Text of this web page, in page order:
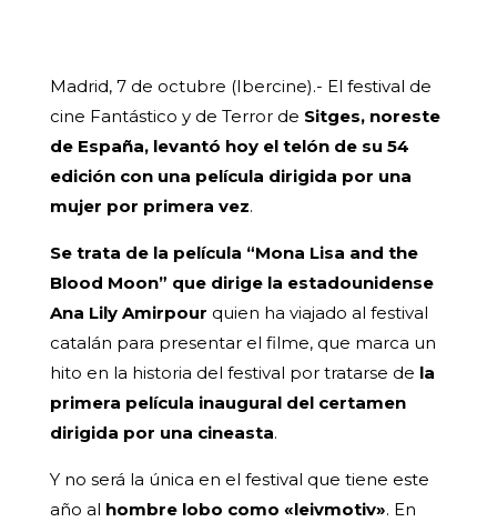
Madrid, 7 de octubre (Ibercine).- El festival de
cine Fantástico y de Terror de Sitges, noreste
de España, levantó hoy el telón de su 54
edición con una película dirigida por una
mujer por primera vez.
Se trata de la película “Mona Lisa and the
Blood Moon” que dirige la estadounidense
Ana Lily Amirpour quien ha viajado al festival
catalán para presentar el filme, que marca un
hito en la historia del festival por tratarse de la
primera película inaugural del certamen
dirigida por una cineasta.
Y no será la única en el festival que tiene este
año al hombre lobo como «leivmotiv». En